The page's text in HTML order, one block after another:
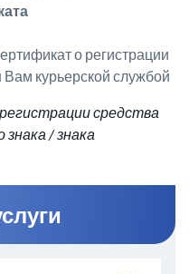
о регистрации
курьерской службой
средства
/ знака